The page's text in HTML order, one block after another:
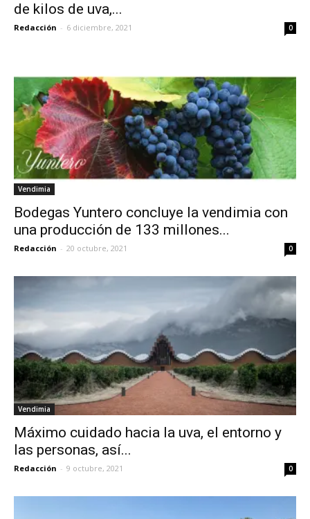
de kilos de uva,...
Redacción - 6 diciembre, 2021 0
Vendimia
Bodegas Yuntero concluye la vendimia con
una producción de 133 millones...
Redacción - 20 octubre, 2021 0
Vendimia
Máximo cuidado hacia la uva, el entorno y
las personas, así...
Redacción - 9 octubre, 2021 0